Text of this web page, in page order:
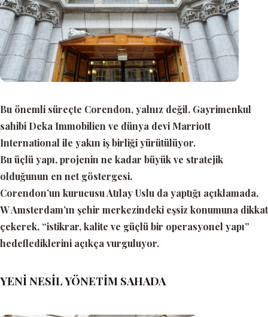
Bu önemli süreçte Corendon, yalnız değil. Gayrimenkul
sahibi Deka Immobilien ve dünya devi Marriott
International ile yakın iş birliği yürütülüyor.
Bu üçlü yapı, projenin ne kadar büyük ve stratejik
olduğunun en net göstergesi.
Corendon’un kurucusu Atılay Uslu da yaptığı açıklamada,
W Amsterdam’ın şehir merkezindeki eşsiz konumuna dikkat
çekerek, “istikrar, kalite ve güçlü bir operasyonel yapı”
hedeflediklerini açıkça vurguluyor.
YENİ NESİL YÖNETİM SAHADA